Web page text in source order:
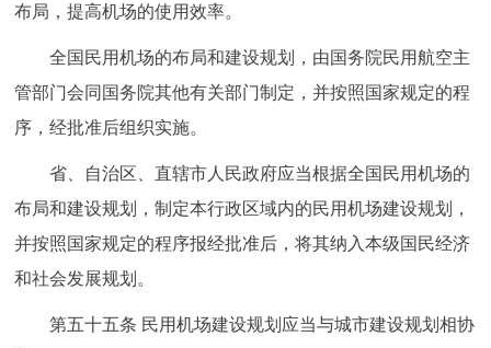
布局，提高机场的使用效率。
全国民用机场的布局和建设规划，由国务院民用航空主
管部门会同国务院其他有关部门制定，并按照国家规定的程
序，经批准后组织实施。
省、自治区、直辖市人民政府应当根据全国民用机场的
布局和建设规划，制定本行政区域内的民用机场建设规划，
并按照国家规定的程序报经批准后，将其纳入本级国民经济
和社会发展规划。
第五十五条 民用机场建设规划应当与城市建设规划相协